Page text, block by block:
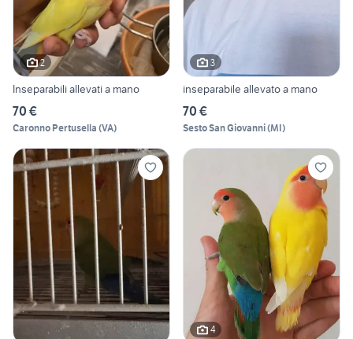
2
Inseparabili allevati a mano
70 €
Caronno Pertusella (VA)
3
inseparabile allevato a mano
70 €
Sesto San Giovanni(MI)
4